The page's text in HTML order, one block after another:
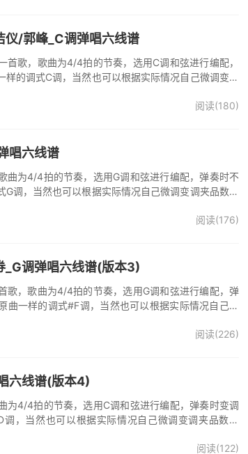
仪/郭峰_C调弹唱六线谱
首歌，歌曲为4/4拍的节奏，选用C调和弦进行编配，
的调式C调，当然也可以根据实际情况自己微调变调
《心会跟爱一起走》歌曲原版编配，完整的前奏、间
阅读(180)
唱六线谱
曲为4/4拍的节奏，选用G调和弦进行编配，弹奏时不
调，当然也可以根据实际情况自己微调变调夹品数。
年发行的专辑《怒放的生命》中 。本吉他谱根据原
阅读(176)
_G调弹唱六线谱(版本3)
歌，歌曲为4/4拍的节奏，选用G调和弦进行编配，弹
曲一样的调式#F调，当然也可以根据实际情况自己微
去，原调#F，所以选G调指法编配，降半音为原调。在
来，可以试着挑战一下。不想练的可以省略。歌词反
阅读(226)
六线谱(版本4)
为4/4拍的节奏，选用C调和弦进行编配，弹奏时变调
，当然也可以根据实际情况自己微调变调夹品数。
阅读(122)